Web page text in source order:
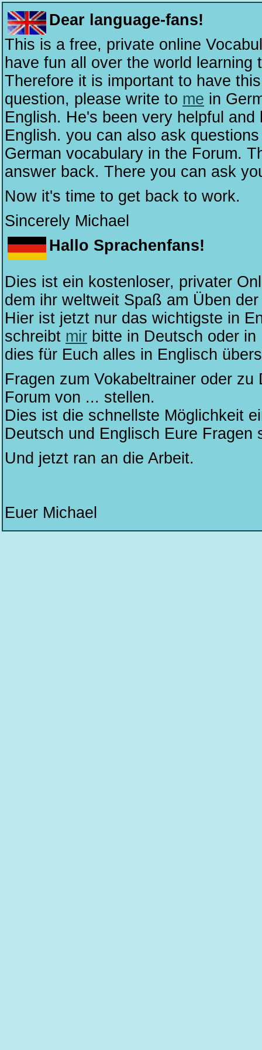
Dear language-fans!
This is a free, private online
have fun all over the world learning
Therefore it is important to have
question, please write to me in
English. He's been very helpful
English. you can also ask
German vocabulary in the Forum.
answer back. There you can ask
Now it's time to get back to work.
Sincerely Michael
Hallo Sprachenfans!
Dies ist ein kostenloser, privater
dem ihr weltweit Spaß am Üben
Hier ist jetzt nur das wichtigste in
schreibt mir bitte in Deutsch oder
dies für Euch alles in Englisch
Fragen zum Vokabeltrainer oder
Forum von ... stellen.
Dies ist die schnellste Möglichkeit
Deutsch und Englisch Eure Fragen
Und jetzt ran an die Arbeit.
Euer Michael